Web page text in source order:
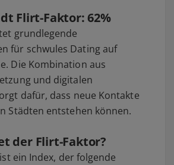
Flirt-Faktor:62%
grundlegende
für schwules Dating auf
Die Kombination aus
und digitalen
dafür, dass neue Kontakte
Städten entstehen können.
der Flirt-Faktor?
ein Index, der folgende